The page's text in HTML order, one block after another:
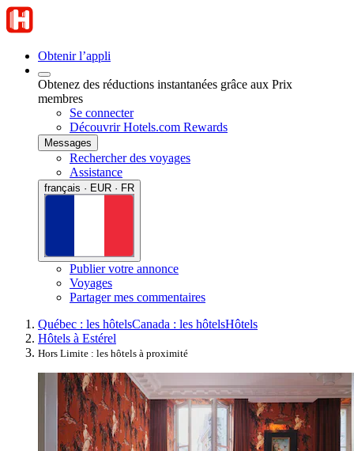
Obtenir l’appli
Obtenez des réductions instantanées grâce aux Prix
membres
Se connecter
Découvrir Hotels.com Rewards
Messages
Rechercher des voyages
Assistance
français · EUR · FR
Publier votre annonce
Voyages
Partager mes commentaires
Québec : les hôtelsCanada : les hôtelsHôtels
Hôtels à Estérel
Hors Limite : les hôtels à proximité